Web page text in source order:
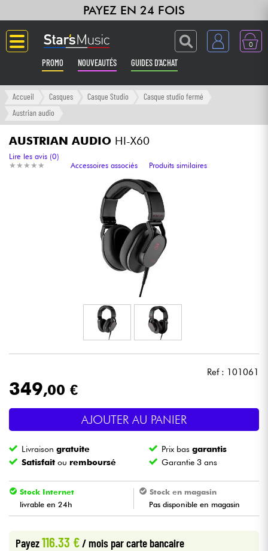
PAYEZ EN 24 FOIS
0
PROMO NOUVEAUTÉS GUIDES D'ACHAT
Langue
Amplis & Effets
Claviers & Pianos
Synthés & Sampleurs
Eclairage
Violons & Quatuor
Eveil Musical
Accueil Casques Casque Studio
Casque studio fermé
Austrian audio
AUSTRIAN AUDIO HI-X60
★ ★ ★ ★ ★
★ ★ ★ ★ ★
Lire les avis (0)
Accessoires associés
Produits similaires
Ref : 101061
349,00 €
AJOUTER AU PANIER
Livraisongratuite Prix basgarantis
Satisfait ou remboursé Garantie 3 ans
Stock Internet
livrable en 24h
Stock en magasin
Pas disponible en magasin
Payez116.33 €/ mois par carte bancaire